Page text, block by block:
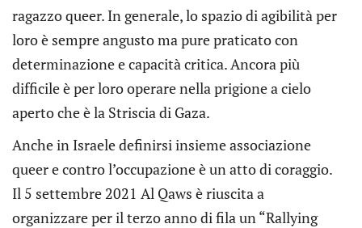
ragazzo queer. In generale, lo spazio di agibilità per
loro è sempre angusto ma pure praticato con
determinazione e capacità critica. Ancora più
difficile è per loro operare nella prigione a cielo
aperto che è la Striscia di Gaza.
Anche in Israele definirsi insieme associazione
queer e contro l’occupazione è un atto di coraggio.
Il 5 settembre 2021 Al Qaws è riuscita a
organizzare per il terzo anno di fila un “Rallying